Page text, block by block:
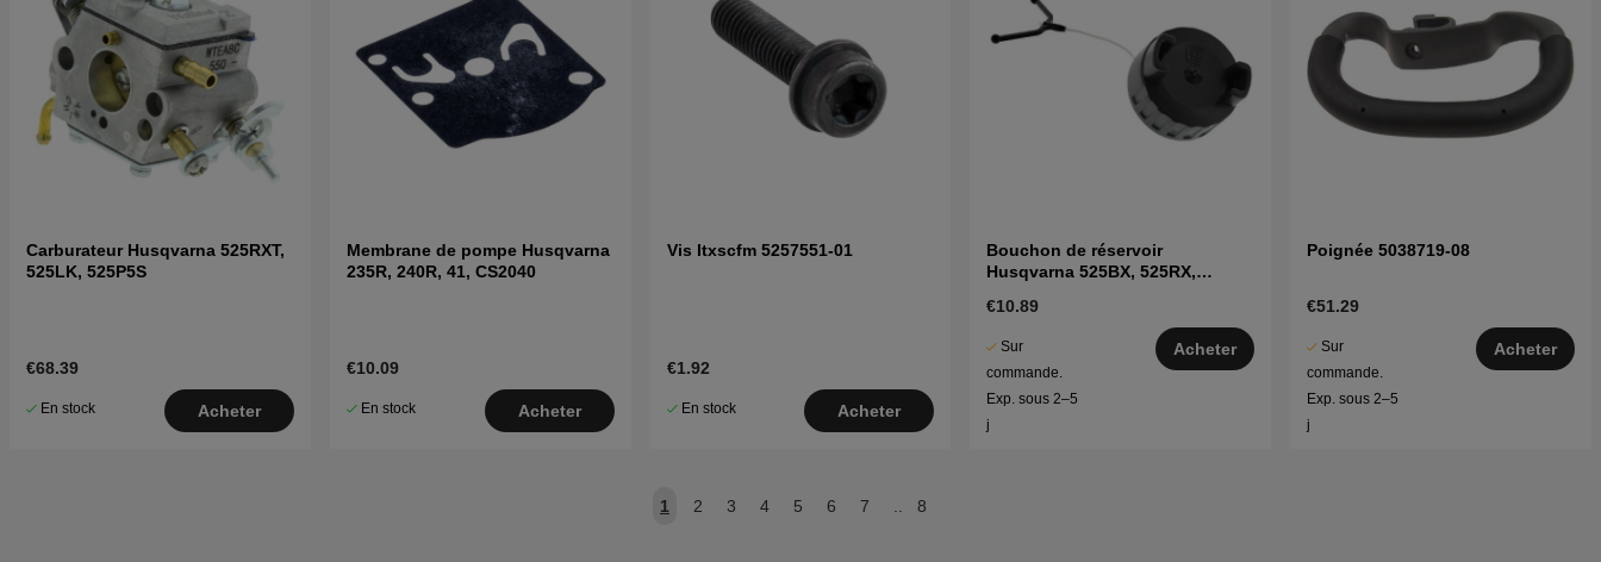
Carburateur Husqvarna 525RXT,
525LK, 525P5S
€68.39
En stock Acheter
Membrane de pompe Husqvarna
235R, 240R, 41, CS2040
€10.09
En stock Acheter
Vis Itxscfm 5257551-01
€1.92
En stock Acheter
Bouchon de réservoir
Husqvarna 525BX, 525RX,
€10.89
Sur
commande.
Exp. sous 2–5
j
Acheter
Poignée 5038719-08
€51.29
Sur
commande.
Exp. sous 2–5
j
Acheter
1 2 3 4 5 6 7 .. 8